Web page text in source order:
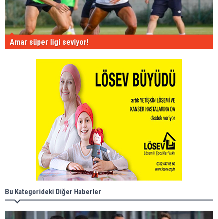
Amar süper ligi seviyor!
Bu Kategorideki Diğer Haberler